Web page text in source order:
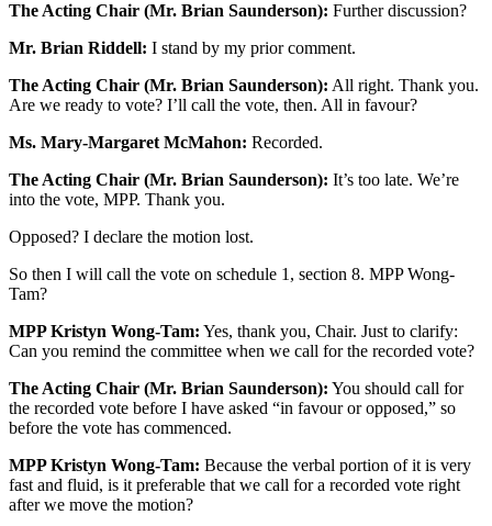
The Acting Chair (Mr. Brian Saunderson): Further discussion?
Mr. Brian Riddell: I stand by my prior comment.
The Acting Chair (Mr. Brian Saunderson): All right. Thank you.
Are we ready to vote? I’ll call the vote, then. All in favour?
Ms. Mary-Margaret McMahon: Recorded.
The Acting Chair (Mr. Brian Saunderson): It’s too late. We’re
into the vote, MPP. Thank you.
Opposed? I declare the motion lost.
So then I will call the vote on schedule 1, section 8. MPP Wong-
Tam?
MPP Kristyn Wong-Tam: Yes, thank you, Chair. Just to clarify:
Can you remind the committee when we call for the recorded vote?
The Acting Chair (Mr. Brian Saunderson): You should call for
the recorded vote before I have asked “in favour or opposed,” so
before the vote has commenced.
MPP Kristyn Wong-Tam: Because the verbal portion of it is very
fast and fluid, is it preferable that we call for a recorded vote right
after we move the motion?